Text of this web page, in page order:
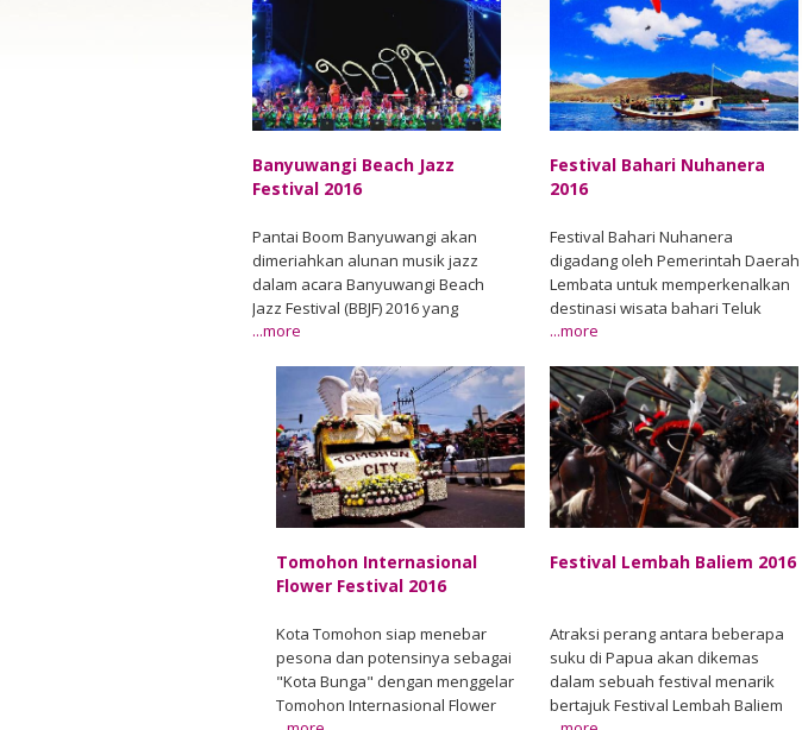
Banyuwangi Beach Jazz
Festival 2016
Pantai Boom Banyuwangi akan
dimeriahkan alunan musik jazz
dalam acara Banyuwangi Beach
Jazz Festival (BBJF) 2016 yang
diselenggarakan pada 13 Agustus
dengan panggung yang lebih
cantik menampilkan keindahan
pantai dan menghadirkan
penyanyi-penyanyi jazz ternama
di pentas musik Indonesia. BBJF
akan mengkolaborasikan secara
unik antara musik daerah dan
Nama-nama penyanyi jazz lokal
yang akan mengisi panggung BBJF
Tulus, Rizky Febrian, White Shoes
and The Couples Company,
Bunglon, Barsena, dan masih
banyak lagi. Mereka akan tampil
...more
Festival Bahari Nuhanera
2016
Festival Bahari Nuhanera
digadang oleh Pemerintah Daerah
Lembata untuk memperkenalkan
destinasi wisata bahari Teluk
Waienga. Tahun ini festival
12-15 Agustus 2016 di Tanjung
Nuhanera, Teluk Waienga,
Kecamatan Lebatukan,
Kabupaten Lembata, Provinsi
Nusa Tenggara Timur. Beragam
acara yang akan disuguhkan
antara lain bakti sosial bersama
desa di Teluk Waienga),
renang teluk, fun fishing, parade
perahu dan motor laut, serta
pentas seni tradisional dan lomba
foto bawah laut. Festival Bahari
...more
Tomohon Internasional
Flower Festival 2016
Kota Tomohon siap menebar
pesona dan potensinya sebagai
"Kota Bunga" dengan menggelar
Tomohon Internasional Flower
Festival Lembah Baliem 2016
Atraksi perang antara beberapa
suku di Papua akan dikemas
dalam sebuah festival menarik
bertajuk Festival Lembah Baliem